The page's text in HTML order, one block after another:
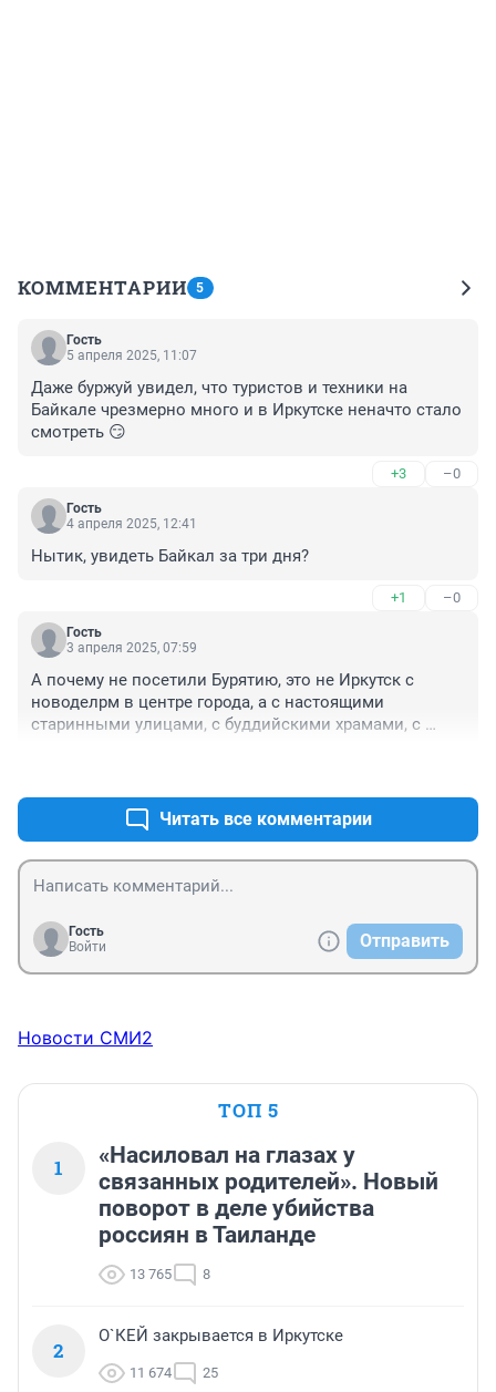
КОММЕНТАРИИ 5
Гость
5 апреля 2025, 11:07
Даже буржуй увидел, что туристов и техники на
Байкале чрезмерно много и в Иркутске неначто стало
смотреть 😏
+3 –0
Гость
4 апреля 2025, 12:41
Нытик, увидеть Байкал за три дня?
+1 –0
Гость
3 апреля 2025, 07:59
А почему не посетили Бурятию, это не Иркутск с
новоделрм в центре города, а с настоящими
старинными улицами, с буддийскими храмами, с
Читать все комментарии
Гость
Войти
Отправить
Новости СМИ2
ТОП 5
1
«Насиловал на глазах у
связанных родителей». Новый
поворот в деле убийства
россиян в Таиланде
13 765 8
2
О`КЕЙ закрывается в Иркутске
11 674 25